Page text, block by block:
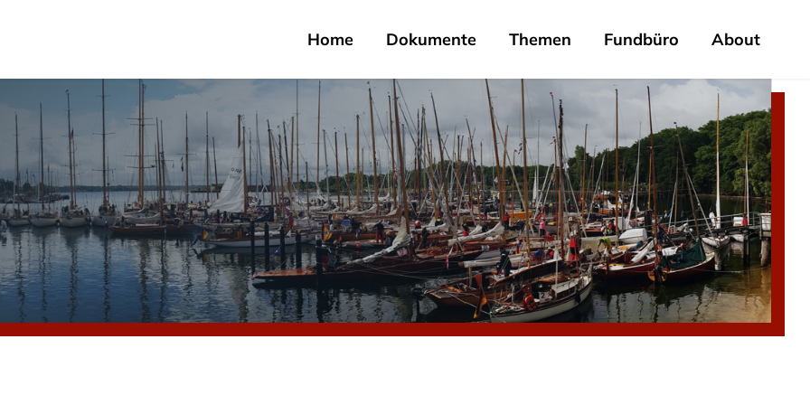
Home Dokumente Themen Fundbüro About